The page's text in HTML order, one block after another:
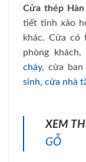
Cửa thép
tiết tinh xảo
khác. Cửa có
phòng
cháy, cửa
sinh, cửa nhà
XEM
GỖ